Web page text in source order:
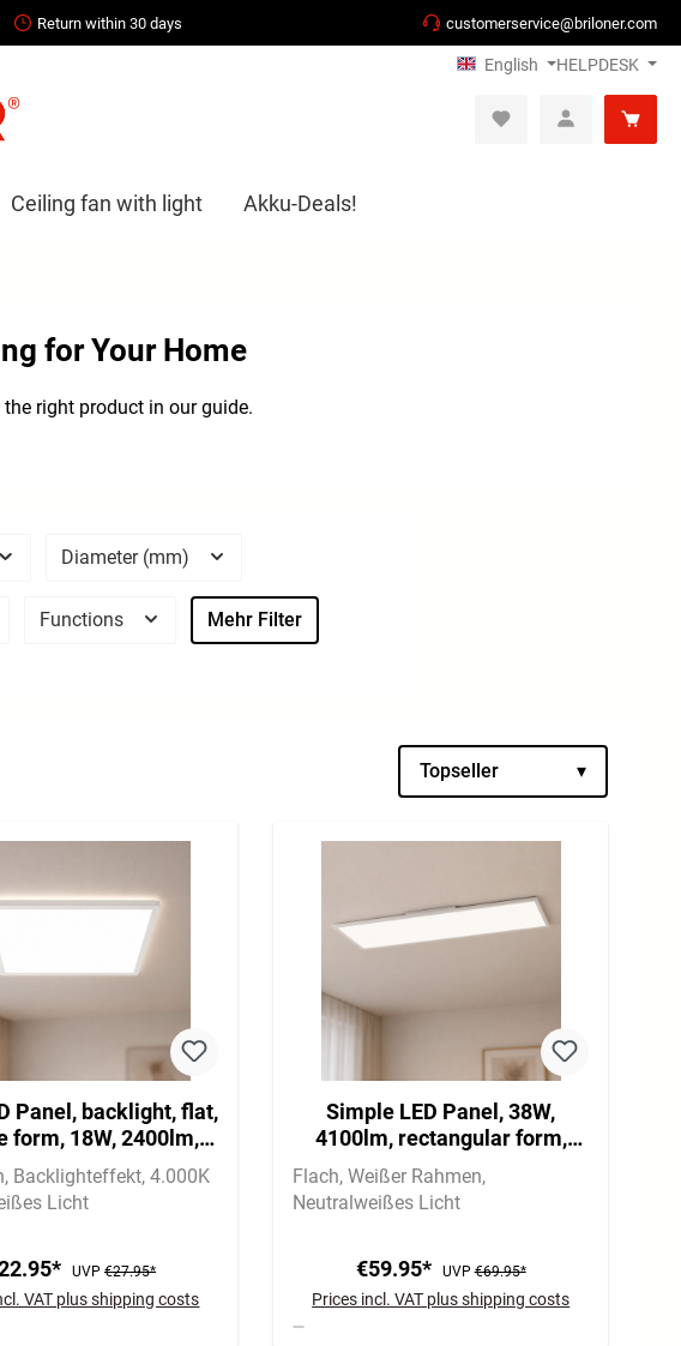
Return within 30 days customerservice@briloner.com
English HELPDESK
Ceiling fan with light Akku-Deals!
for Your Home
right product in our guide.
Diameter (mm)
Functions Mehr Filter
Topseller ▾
Panel, backlight, flat,
form, 18W, 2400lm,
white
Backlighteffekt 4.000K
Licht
UVP €27.95*
VAT plus shipping costs
Simple LED Panel, 38W,
4100lm, rectangular form,
119.5cm, white
Flach Weißer Rahmen
Neutralweißes Licht
€59.95* UVP€69.95*
Prices incl. VAT plus shipping costs